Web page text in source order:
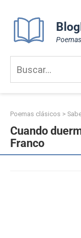
content
Poemas clásicos >
Cuando
Franco